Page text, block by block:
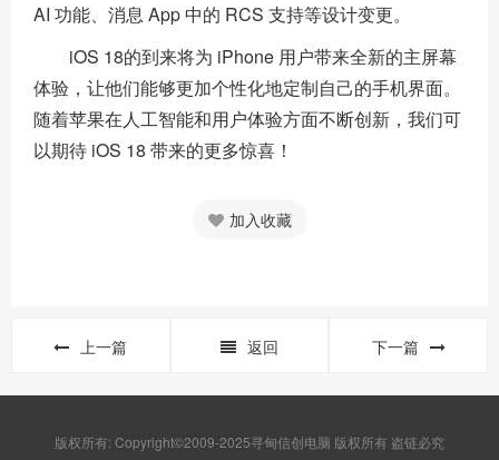
AI 功能、消息 App 中的 RCS 支持等设计变更。
iOS 18的到来将为 iPhone 用户带来全新的主屏幕
体验，让他们能够更加个性化地定制自己的手机界面。
随着苹果在人工智能和用户体验方面不断创新，我们可
以期待 iOS 18 带来的更多惊喜！
加入收藏
上一篇 返回 下一篇
版权所有: Copyright©2009-2025寻甸信创电脑 版权所有 盗链必究